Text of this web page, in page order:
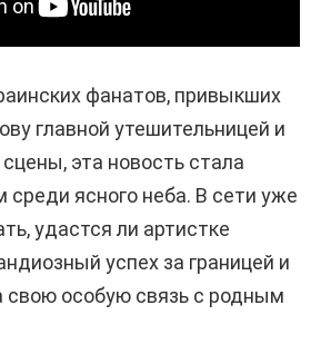
фанатов, привыкших
главной утешительницей и
эта новость стала
ясного неба. В сети уже
удастся ли артистке
успех за границей и
свою особую связь с родным